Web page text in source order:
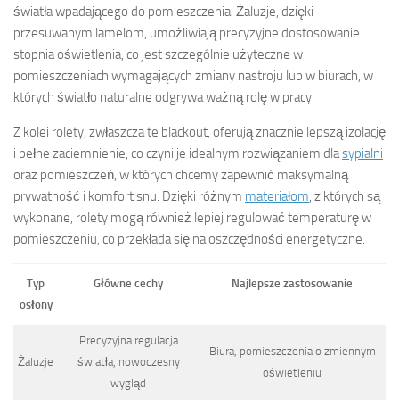
światła wpadającego do pomieszczenia. Żaluzje, dzięki
przesuwanym lamelom, umożliwiają precyzyjne dostosowanie
stopnia oświetlenia, co jest szczególnie użyteczne w
pomieszczeniach wymagających zmiany nastroju lub w biurach, w
których światło naturalne odgrywa ważną rolę w pracy.
Z kolei rolety, zwłaszcza te blackout, oferują znacznie lepszą izolację
i pełne zaciemnienie, co czyni je idealnym rozwiązaniem dlasypialni
oraz pomieszczeń, w których chcemy zapewnić maksymalną
prywatność i komfort snu. Dzięki różnym materiałom, z których są
wykonane, rolety mogą również lepiej regulować temperaturę w
pomieszczeniu, co przekłada się na oszczędności energetyczne.
Typ
osłony
Główne cechy Najlepsze zastosowanie
Żaluzje
Precyzyjna regulacja
światła, nowoczesny
wygląd
Biura, pomieszczenia o zmiennym
oświetleniu